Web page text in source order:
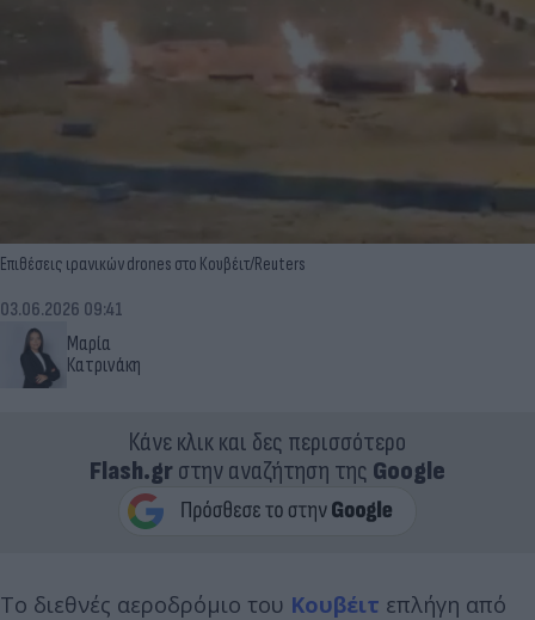
Επιθέσεις ιρανικών drones στο Κουβέιτ/Reuters
Μαρία
Κατρινάκη
03.06.2026 09:41
Κάνε κλικ και δες περισσότερο
Flash.grστην αναζήτηση της Google
Το διεθνές αεροδρόμιο του Κουβέιτ επλήγη από